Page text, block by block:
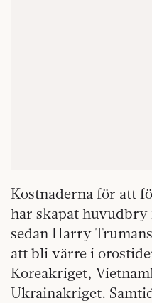
Kostnaderna för att
har skapat
sedan Harry
att bli värre i
Koreakriget,
Ukrainakriget.